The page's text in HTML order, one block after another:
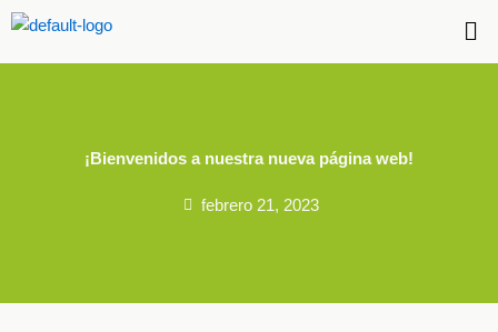
¡Bienvenidos a nuestra nueva página web!
febrero 21, 2023